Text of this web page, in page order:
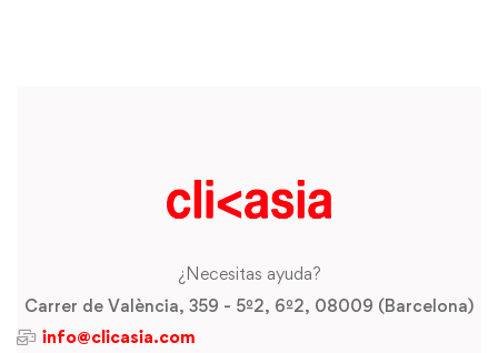
¿Necesitas ayuda?
Carrer de València, 359 - 5º2, 6º2, 08009 (Barcelona)
info@clicasia.com